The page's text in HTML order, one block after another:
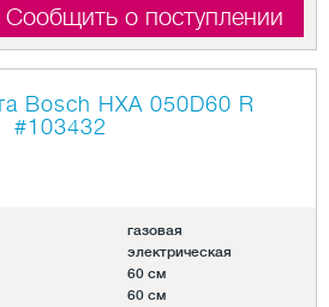
Сообщить о поступлении
Bosch HXA 050D60 R
#103432
газовая
электрическая
60 см
60 см